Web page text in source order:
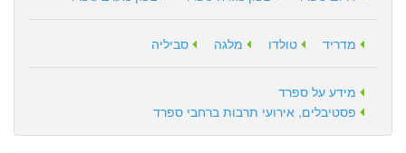
מדריד טולדו מלגה סביליה
מידע על ספרד
פסטיבלים, אירועי תרבות ברחבי ספרד